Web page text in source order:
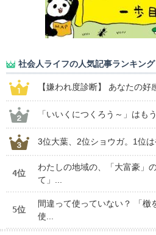
社会人ライフの人気記事ランキング
【嫌われ度診断】 あなたの好
「いいくにつくろう～」は
3位大葉、2位ショウガ。1位
4位
わたしの地域の、「大富豪」
て」...
5位
間違って使っていない？ 「檄
使...